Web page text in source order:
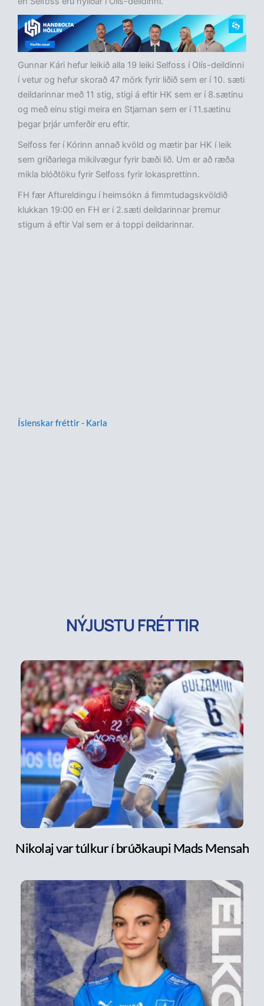
Gunnar Kári hefur leikið alla 19 leiki Selfoss í Olís-deildinni
í vetur og hefur skorað 47 mörk fyrir liðið sem er í 10. sæti
deildarinnar með 11 stig, stigi á eftir HK sem er í 8.sætinu
og með einu stigi meira en Stjarnan sem er í 11.sætinu
þegar þrjár umferðir eru eftir.
Selfoss fer í Kórinn annað kvöld og mætir þar HK í leik
sem gríðarlega mikilvægur fyrir bæði lið. Um er að ræða
mikla blóðtöku fyrir Selfoss fyrir lokasprettinn.
FH fær Aftureldingu í heimsókn á fimmtudagskvöldið
klukkan 19:00 en FH er í 2.sæti deildarinnar þremur
stigum á eftir Val sem er á toppi deildarinnar.
Íslenskar fréttir - Karla
NÝJUSTU FRÉTTIR
Nikolaj var túlkur í brúðkaupi Mads Mensah